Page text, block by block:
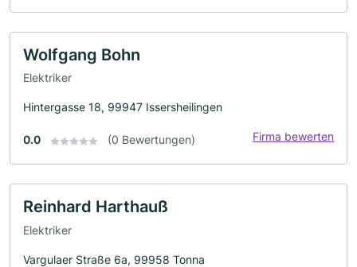
Wolfgang Bohn
Elektriker
Hintergasse 18, 99947 Issersheilingen
0.0 (0 Bewertungen) Firma bewerten
Reinhard Harthauß
Elektriker
Vargulaer Straße 6a, 99958 Tonna